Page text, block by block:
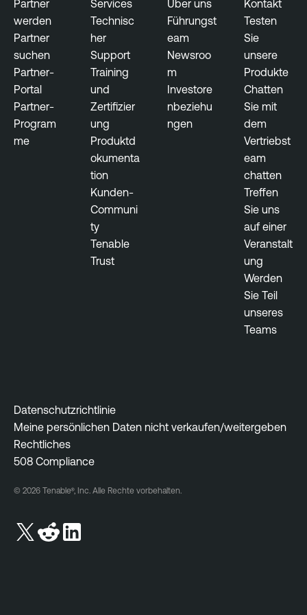
t
y
T
e
n
a
b
l
Partner
werden
Partner
suchen
Partner-
Portal
Partner-
Program
me
Services
Technisc
her
Support
Training
und
Zertifizier
ung
Produktd
okumenta
tion
Kunden-
Communi
ty
Tenable
Trust
Über uns
Führungst
eam
Newsroo
m
Investore
nbeziehu
ngen
Kontakt
Testen
Sie
unsere
Produkte
Chatten
Sie mit
dem
Vertriebst
eam
chatten
Treffen
Sie uns
auf einer
Veranstalt
ung
Werden
Sie Teil
unseres
Teams
Datenschutzrichtlinie
Meine persönlichen Daten nicht verkaufen/weitergeben
Rechtliches
508 Compliance
© 2026 Tenable®, Inc. Alle Rechte vorbehalten.